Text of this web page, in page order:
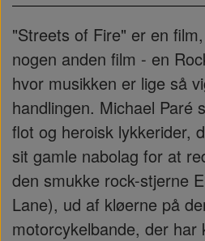
"Streets of Fire" er en
nogen anden film - en
hvor musikken er lige så
handlingen. Michael Paré
flot og heroisk lykkerider,
sit gamle nabolag for at
den smukke rock-stjerne
Lane), ud af kløerne på
motorcykelbande, der har